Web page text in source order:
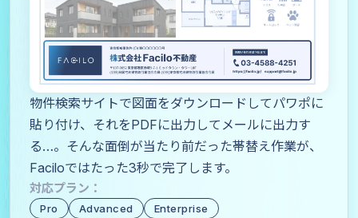
物件検索サイトで図面をダウンロードしてパワポに
貼り付け、それをPDFに出力してメールに出力す
る…。そんな面倒が当たり前だった帯替え作業が、
Faciloではたった3秒で完了します。
対応プラン：
Pro Advanced Enterprise